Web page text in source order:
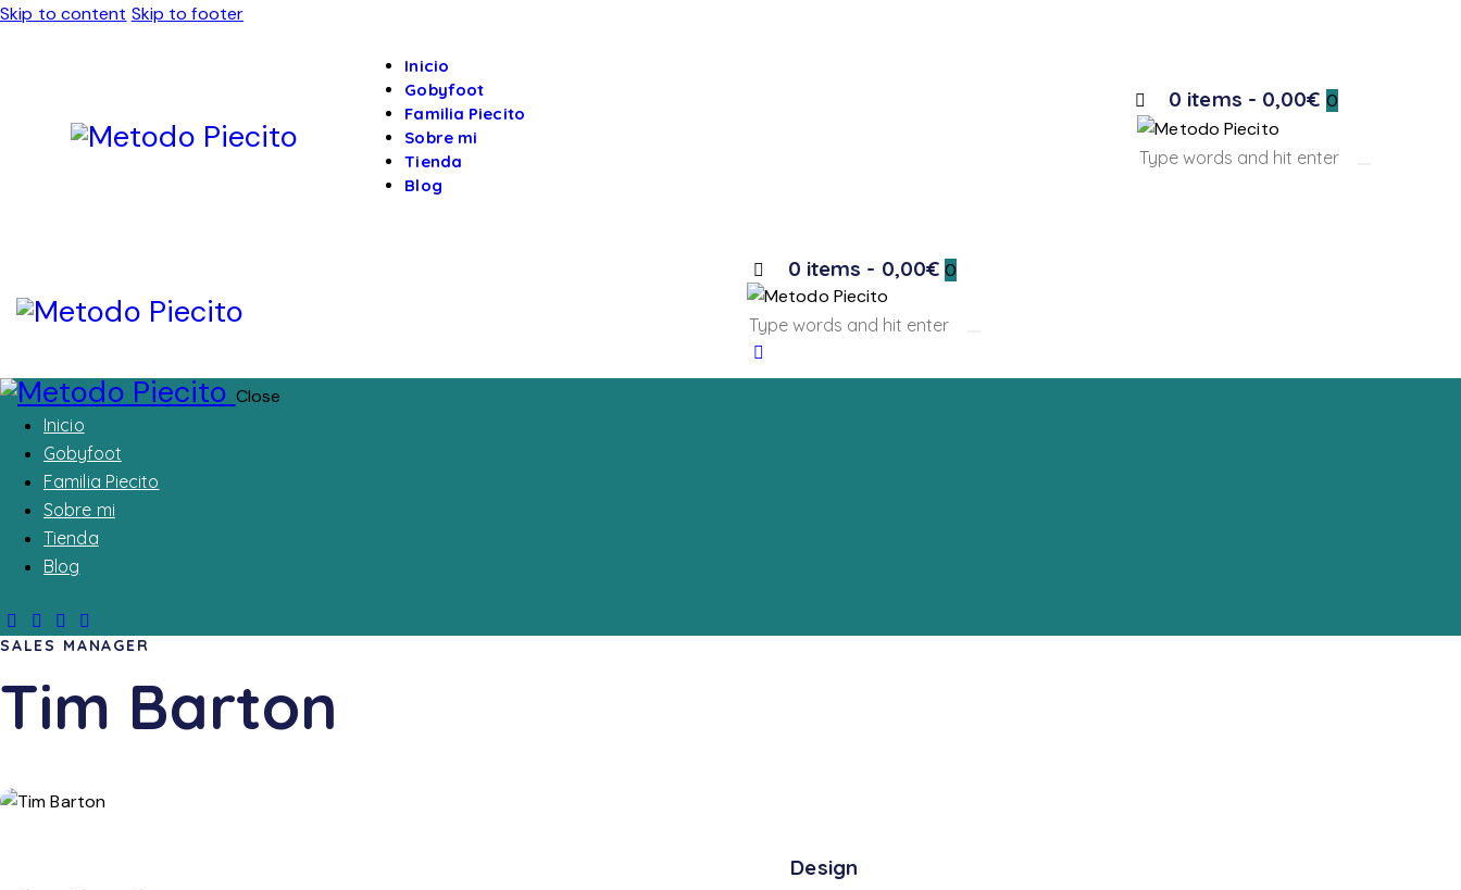
Skip to content Skip to footer
Inicio
Gobyfoot
Familia Piecito
Sobre mi
Tienda
Blog
0 items - 0,00€ 0
0 items - 0,00€ 0
Close
Inicio
Gobyfoot
Familia Piecito
Sobre mi
Tienda
Blog
SALES MANAGER
Tim Barton
Design